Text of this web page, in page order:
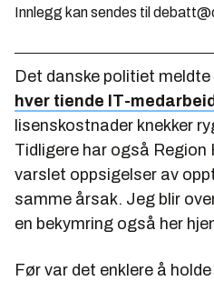
Innlegg kan sendes til
Det danske politiet
hver tiende IT-
lisenskostnader knekker
Tidligere har også
varslet oppsigelser av
samme årsak. Jeg blir
en bekymring også her
Før var det enklere å